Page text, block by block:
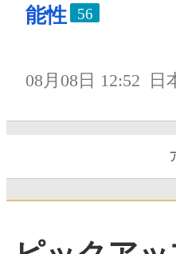
能性
56
08月08日 12:52 日